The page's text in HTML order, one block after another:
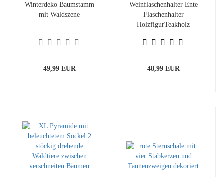
Winterdeko Baumstamm
mit Waldszene
49,99 EUR
Weinflaschenhalter Ente
Flaschenhalter
HolzfigurTeakholz
48,99 EUR